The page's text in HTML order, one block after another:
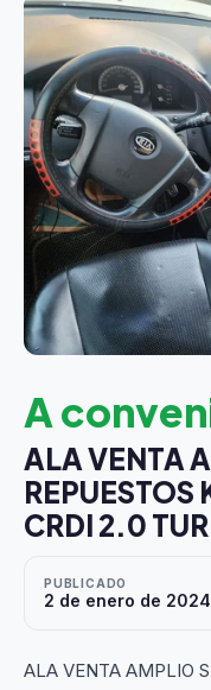
A
ALA VENTA
REPUESTOS
CRDI 2.0
PUBLICADO
2 de enero de 2024
ALA VENTA AMPLIO